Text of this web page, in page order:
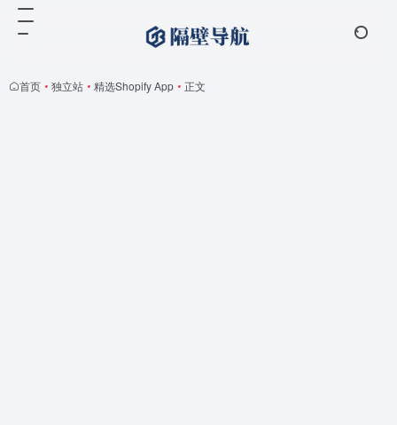
首页 • 独立站 • 精选Shopify App • 正文